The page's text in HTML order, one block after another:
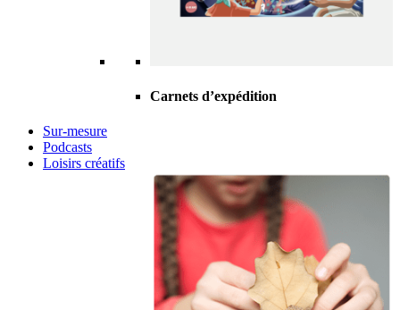
Carnets d’expédition
Sur-mesure
Podcasts
Loisirs créatifs